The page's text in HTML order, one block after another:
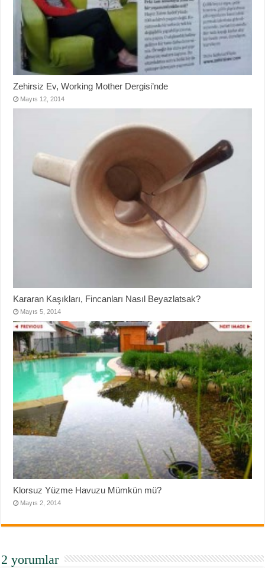
Zehirsiz Ev, Working Mother Dergisi’nde
Mayıs 12, 2014
Kararan Kaşıkları, Fincanları Nasıl Beyazlatsak?
Mayıs 5, 2014
Klorsuz Yüzme Havuzu Mümkün mü?
Mayıs 2, 2014
2 yorumlar